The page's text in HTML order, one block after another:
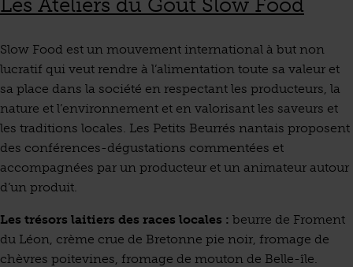
Les Ateliers du Goût Slow Food
Slow Food est un mouvement international à but non
lucratif qui veut rendre à l’alimentation toute sa valeur et
sa place dans la société en respectant les producteurs, la
nature et l’environnement et en valorisant les saveurs et
les traditions locales. Les Petits Beurrés nantais proposent
des conférences-dégustations commentées et
accompagnées par un producteur et un animateur autour
d’un produit.
Les trésors laitiers des races locales : beurre de Froment
du Léon, crème crue de Bretonne pie noir, fromage de
chèvres poitevines, fromage de mouton de Belle-île.